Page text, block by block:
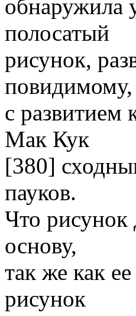
обнаружила
полосатый
рисунок,
повидимому,
с
Мак Кук
[380]
пауков.
Что рисунок
основу,
так же как
рисунок